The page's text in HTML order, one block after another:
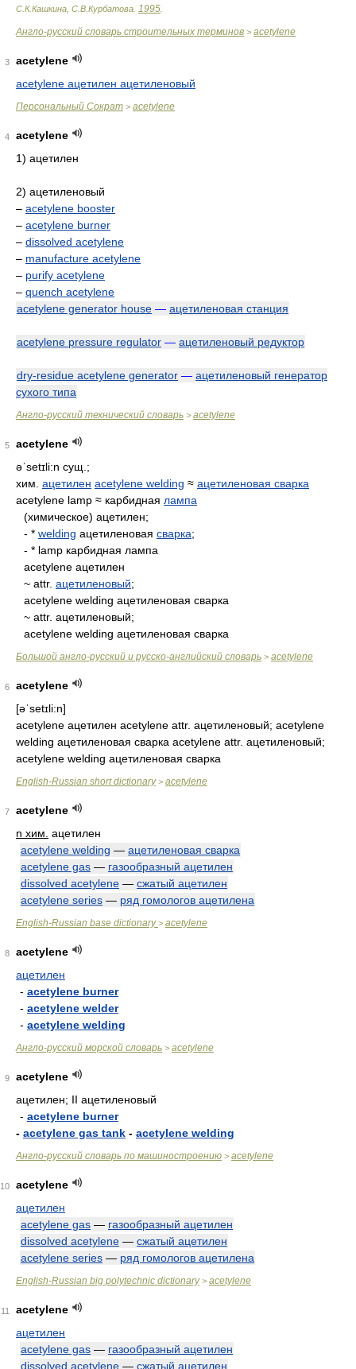
С.К.Кашкина, С.В.Курбатова 1995
Англо-русский словарь строительных терминов > acetylene
3
acetylene
acetylene ацетилен ацетиленовый
Персональный Сократ > acetylene
4
acetylene
1) ацетилен
2) ацетиленовый
– acetylene booster
– acetylene burner
– dissolved acetylene
– manufacture acetylene
– purify acetylene
– quench acetylene
acetylene generator house — ацетиленовая станция
acetylene pressure regulator — ацетиленовый редуктор
dry-residue acetylene generator — ацетиленовый генератор
сухого типа
Англо-русский технический словарь > acetylene
5
acetylene
əˈsetɪli:n сущ.;
хим. ацетилен acetylene welding ≈ ацетиленовая сварка
acetylene lamp ≈ карбидная лампа
(химическое) ацетилен;
- * welding ацетиленовая сварка;
- * lamp карбидная лампа
acetylene ацетилен
~ attr. ацетиленовый;
acetylene welding ацетиленовая сварка
~ attr. ацетиленовый;
acetylene welding ацетиленовая сварка
Большой англо-русский и русско-английский словарь > acetylene
6
acetylene
[əˈsetɪli:n]
acetylene ацетилен acetylene attr. ацетиленовый; acetylene
welding ацетиленовая сварка acetylene attr. ацетиленовый;
acetylene welding ацетиленовая сварка
English-Russian short dictionary> acetylene
7
acetylene
n хим. ацетилен
acetylene welding — ацетиленовая сварка
acetylene gas — газообразный ацетилен
dissolved acetylene — сжатый ацетилен
acetylene series — ряд гомологов ацетилена
English-Russian base dictionary> acetylene
8
acetylene
ацетилен
- acetylene burner
- acetylene welder
- acetylene welding
Англо-русский морской словарь > acetylene
9
acetylene
ацетилен; II ацетиленовый
- acetylene burner
- acetylene gas tank - acetylene welding
Англо-русский словарь по машиностроению > acetylene
10
acetylene
ацетилен
acetylene gas — газообразный ацетилен
dissolved acetylene — сжатый ацетилен
acetylene series — ряд гомологов ацетилена
English-Russian big polytechnic dictionary> acetylene
11
acetylene
ацетилен
acetylene gas — газообразный ацетилен
dissolved acetylene — сжатый ацетилен